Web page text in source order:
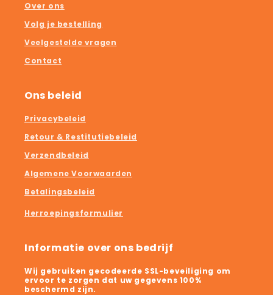
Over ons
Volg je bestelling
Veelgestelde vragen
Contact
Ons beleid
Privacybeleid
Retour & Restitutiebeleid
Verzendbeleid
Algemene Voorwaarden
Betalingsbeleid
Herroepingsformulier
Informatie over ons bedrijf
Wij gebruiken gecodeerde SSL-beveiliging om
ervoor te zorgen dat uw gegevens 100%
beschermd zijn.